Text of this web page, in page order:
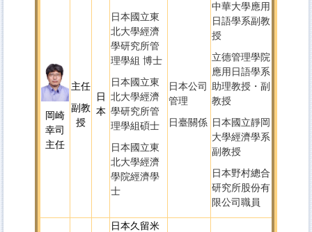
岡崎
幸司
主任
主任
副教
授
日
本
日本國立東
北大學經濟
學研究所管
理學組 博士
日本國立東
北大學經濟
學研究所管
理學組碩士
日本國立東
北大學經濟
學院經濟學
士
日本公司
管理
日臺關係
中華大學應用
日語學系副教
授
立德管理學院
應用日語學系
助理教授・副
教授
日本國立靜岡
大學經濟學系
副教授
日本野村總合
研究所股份有
限公司職員
日本久留米